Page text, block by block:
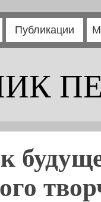
Публикации